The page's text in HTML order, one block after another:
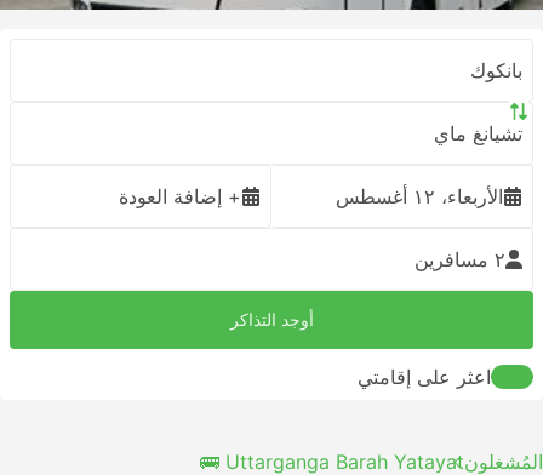
بانكوك
تشيانغ ماي
الأربعاء، ١٢ أغسطس + إضافة العودة
٢ مسافرين
أوجد التذاكر
اعثر على إقامتي
المُشغلونUttarganga Barah Yatayat 🚌